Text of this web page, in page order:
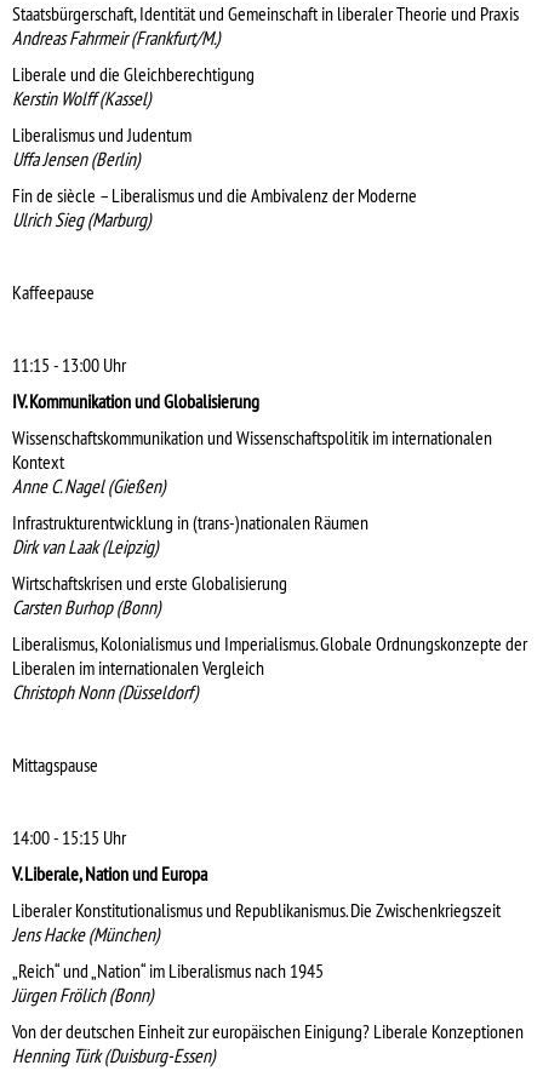
Staatsbürgerschaft, Identität und Gemeinschaft in liberaler Theorie und Praxis
Andreas Fahrmeir (Frankfurt/M.)
Liberale und die Gleichberechtigung
Kerstin Wolff (Kassel)
Liberalismus und Judentum
Uffa Jensen (Berlin)
Fin de siècle – Liberalismus und die Ambivalenz der Moderne
Ulrich Sieg (Marburg)
Kaffeepause
11:15 - 13:00 Uhr
IV. Kommunikation und Globalisierung
Wissenschaftskommunikation und Wissenschaftspolitik im internationalen
Kontext
Anne C. Nagel (Gießen)
Infrastrukturentwicklung in (trans-)nationalen Räumen
Dirk van Laak (Leipzig)
Wirtschaftskrisen und erste Globalisierung
Carsten Burhop (Bonn)
Liberalismus, Kolonialismus und Imperialismus. Globale Ordnungskonzepte der
Liberalen im internationalen Vergleich
Christoph Nonn (Düsseldorf)
Mittagspause
14:00 - 15:15 Uhr
V. Liberale, Nation und Europa
Liberaler Konstitutionalismus und Republikanismus. Die Zwischenkriegszeit
Jens Hacke (München)
„Reich“ und „Nation“ im Liberalismus nach 1945
Jürgen Frölich (Bonn)
Von der deutschen Einheit zur europäischen Einigung? Liberale Konzeptionen
Henning Türk (Duisburg-Essen)